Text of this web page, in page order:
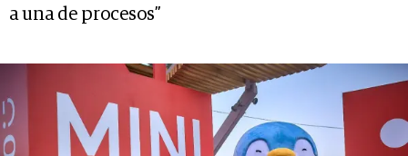
a una de procesos”